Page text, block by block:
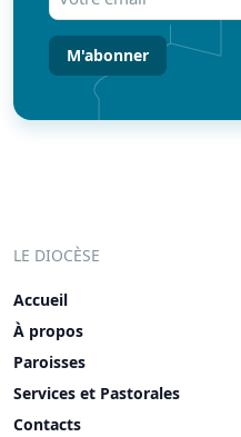
email
(Nécessaire)
LE DIOCÈSE
Accueil
À propos
Paroisses
Services et Pastorales
Contacts